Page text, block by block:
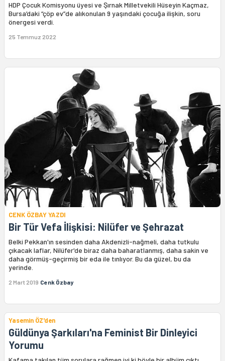
HDP Çocuk Komisyonu üyesi ve Şırnak Milletvekili Hüseyin Kaçmaz,
Bursa’daki “çöp ev”de alıkonulan 9 yaşındaki çocuğa ilişkin, soru
önergesi verdi.
25 Temmuz 2022
CENK ÖZBAY YAZDI
Bir Tür Vefa İlişkisi: Nilüfer ve Şehrazat
Belki Pekkan'ın sesinden daha Akdenizli-nağmeli, daha tutkulu
çıkacak laflar, Nilüfer'de biraz daha baharatlanmış, daha sakin ve
daha görmüş-geçirmiş bir eda ile tınlıyor. Bu da güzel, bu da
yerinde.
2 Mart 2019 Cenk Özbay
Yasemin ÖZ'den
Güldünya Şarkıları'na Feminist Bir Dinleyici
Yorumu